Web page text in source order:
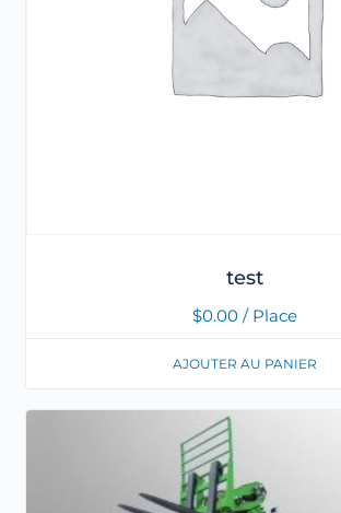
test
$0.00 / Place
AJOUTER AU PANIER